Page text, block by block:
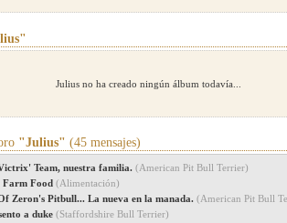
Julius no ha creado ningún álbum todavía...
"Julius" (45 mensajes)
Team, nuestra familia. (American Pit Bull Terrier)
Farm Food (Alimentación)
Zeron's Pitbull... La nueva en la manada. (American Pit Bull
a duke (Staffordshire Bull Terrier)